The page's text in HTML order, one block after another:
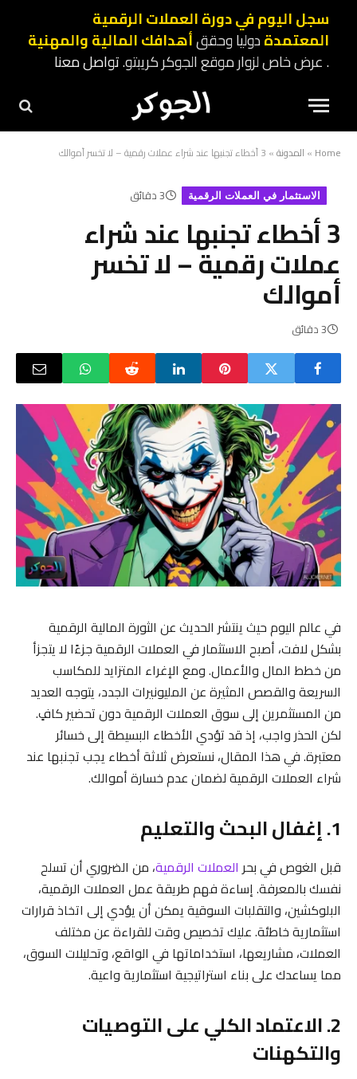
سجل اليوم في دورة العملات الرقمية
المعتمدةدوليا وحققأهدافك المالية والمهنية
. عرض خاص لزوار موقع الجوكر كريبتو.تواصل معنا
Home
» المدونة» 3 أخطاء تجنبها عند شراء عملات رقمية – لا تخسر أموالك
الاستثمار في العملات الرقمية 3 دقائق
3 أخطاء تجنبها عند شراء
عملات رقمية – لا تخسر
أموالك
3 دقائق
في عالم اليوم حيث ينتشر الحديث عن الثورة المالية الرقمية
بشكل لافت، أصبح الاستثمار في العملات الرقمية جزءًا لا يتجزأ
من خطط المال والأعمال. ومع الإغراء المتزايد للمكاسب
السريعة والقصص المثيرة عن المليونيرات الجدد، يتوجه العديد
من المستثمرين إلى سوق العملات الرقمية دون تحضير كافٍ.
لكن الحذر واجب، إذ قد تؤدي الأخطاء البسيطة إلى خسائر
معتبرة. في هذا المقال، نستعرض ثلاثة أخطاء يجب تجنبها عند
شراء العملات الرقمية لضمان عدم خسارة أموالك.
1. إغفال البحث والتعليم
قبل الغوص في بحرالعملات الرقمية، من الضروري أن تسلح
نفسك بالمعرفة. إساءة فهم طريقة عمل العملات الرقمية،
البلوكشين، والتقلبات السوقية يمكن أن يؤدي إلى اتخاذ قرارات
استثمارية خاطئة. عليك تخصيص وقت للقراءة عن مختلف
العملات، مشاريعها، استخداماتها في الواقع، وتحليلات السوق،
مما يساعدك على بناء استراتيجية استثمارية واعية.
2. الاعتماد الكلي على التوصيات
والتكهنات